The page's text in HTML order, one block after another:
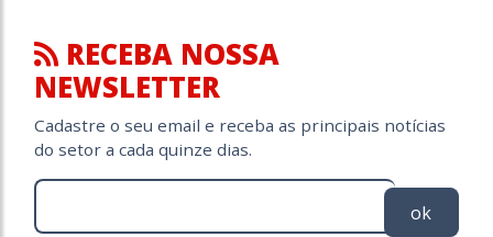
RECEBA NOSSA
NEWSLETTER
Cadastre o seu email e receba as principais notícias
do setor a cada quinze dias.
ok